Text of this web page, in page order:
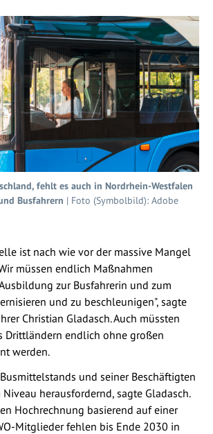
fehlt es auch in Nordrhein-Westfalen
Busfahrern | Foto (Symbolbild): Adobe
ist nach wie vor der massive Mangel
müssen endlich Maßnahmen
zur Busfahrerin und zum
und zu beschleunigen", sagte
Christian Gladasch. Auch müssten
Drittländern endlich ohne großen
werden.
und seiner Beschäftigten
herausfordernd, sagte Gladasch.
Hochrechnung basierend auf einer
Mitglieder fehlen bis Ende 2030 in